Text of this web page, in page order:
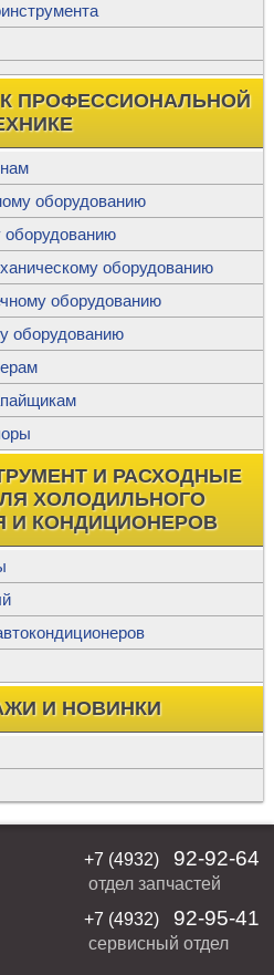
ПРОФЕССИОНАЛЬНОЙ
оборудованию
оборудованию
оборудованию
оборудованию
оборудованию
И РАСХОДНЫЕ
ХОЛОДИЛЬНОГО
И КОНДИЦИОНЕРОВ
И НОВИНКИ
+7 (4932) 92-92-64
отдел запчастей
+7 (4932)
92-95-41
сервисный отдел